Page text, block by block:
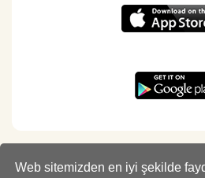
Web sitemizden en iyi şekilde